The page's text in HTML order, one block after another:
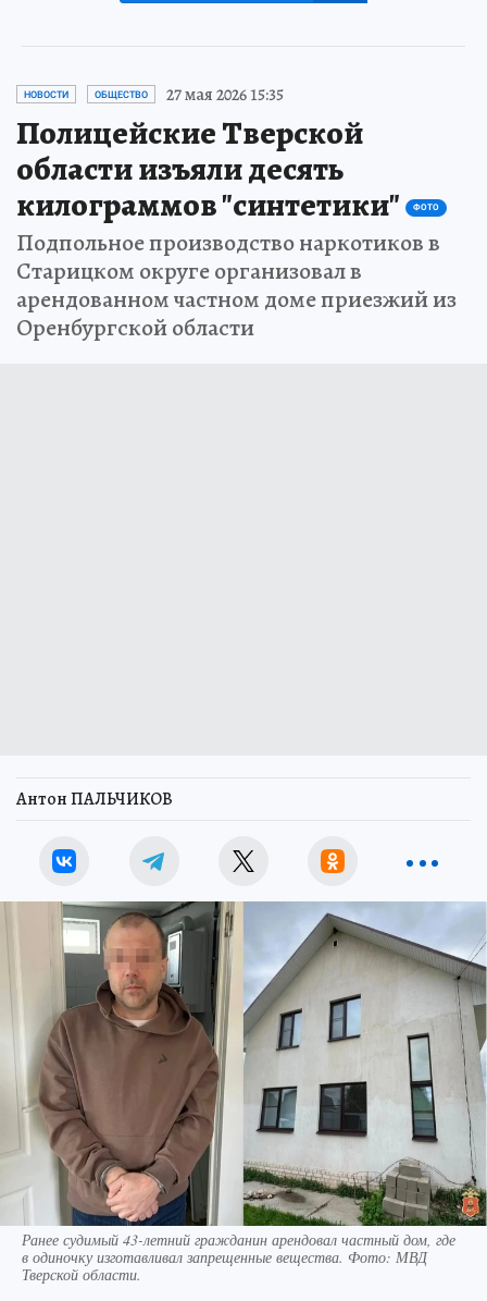
НОВОСТИ ОБЩЕСТВО 27 мая 2026 15:35
Полицейские Тверской
области изъяли десять
килограммов "синтетики"
ФОТО
Подпольное производство наркотиков в
Старицком округе организовал в
арендованном частном доме приезжий из
Оренбургской области
Антон ПАЛЬЧИКОВ
Ранее судимый 43-летний гражданин арендовал частный дом, где
в одиночку изготавливал запрещенные вещества. Фото: МВД
Тверской области.